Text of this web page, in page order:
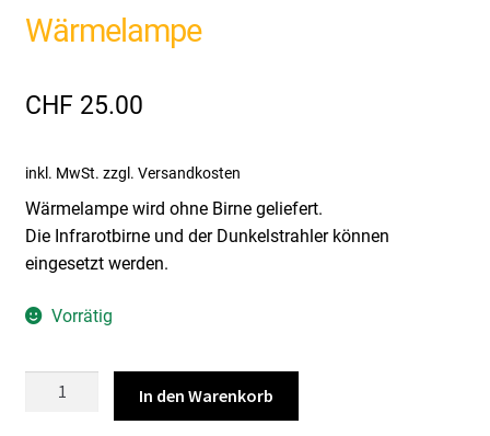
Wärmelampe
CHF 25.00
inkl. MwSt. zzgl. Versandkosten
Wärmelampe wird ohne Birne geliefert.
Die Infrarotbirne und der Dunkelstrahler können
eingesetzt werden.
Vorrätig
Wärmelampe
In den Warenkorb